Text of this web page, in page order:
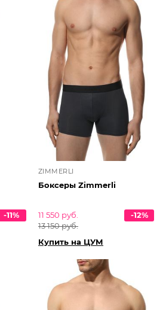
-11%
ZIMMERLI
Боксеры Zimmerli
11 550 руб.
13 150 руб.
-12%
Купить на ЦУМ